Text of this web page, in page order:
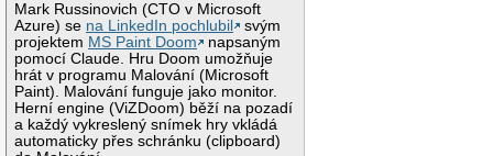
Mark Russinovich (CTO v Microsoft
Azure) se na LinkedIn pochlubil
svým
projektem MS Paint Doom
napsaným
pomocí Claude. Hru Doom umožňuje
hrát v programu Malování (Microsoft
Paint). Malování funguje jako monitor.
Herní engine (ViZDoom) běží na pozadí
a každý vykreslený snímek hry vkládá
automaticky přes schránku (clipboard)